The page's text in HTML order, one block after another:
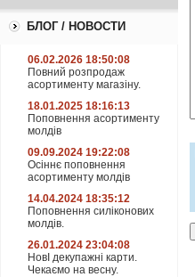
БЛОГ / НОВОСТИ
06.02.2026 18:50:08
Повний розпродаж
асортименту магазіну.
18.01.2025 18:16:13
Поповнення асортименту
молдів
09.09.2024 19:22:08
Осіннє поповнення
асортименту молдів
14.04.2024 18:35:12
Поповнення силіконових
молдів.
26.01.2024 23:04:08
НовІ декупажні карти.
Чекаємо на весну.